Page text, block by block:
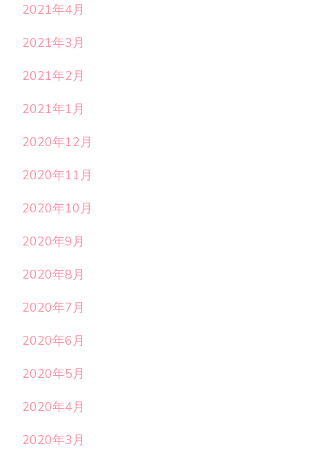
2021年4月
2021年3月
2021年2月
2021年1月
2020年12月
2020年11月
2020年10月
2020年9月
2020年8月
2020年7月
2020年6月
2020年5月
2020年4月
2020年3月